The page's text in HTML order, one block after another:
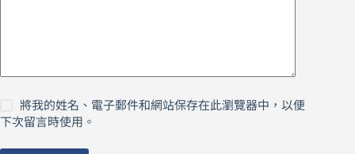
將我的姓名、電子郵件和網站保存在此瀏覽器中，以便
下次留言時使用。